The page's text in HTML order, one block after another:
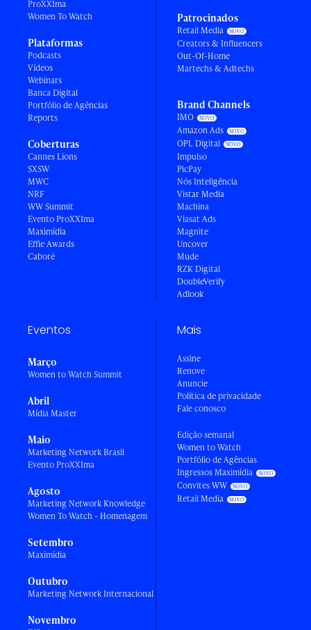
ProXXIma
Women To Watch
Plataformas
Podcasts
Vídeos
Webinars
Banca Digital
Portfólio de Agências
Reports
Coberturas
Cannes Lions
SXSW
MWC
NRF
WW Summit
Evento ProXXIma
Maximídia
Effie Awards
Caboré
Patrocinados
Retail Media
Creators & Influencers
Out-Of-Home
Martechs & Adtechs
Brand Channels
IMO
Amazon Ads
OPL Digital
Impulso
PicPay
Nós Inteligência
Vistar Media
Machina
Viasat Ads
Magnite
Uncover
Mude
RZK Digital
DoubleVerify
Adlook
Eventos
Março
Women to Watch Summit
Abril
Mídia Master
Maio
Marketing Network Brasil
Evento ProXXIma
Agosto
Marketing Network Knowledge
Women To Watch - Homenagem
Setembro
Maximídia
Outubro
Marketing Network Internacional
Novembro
Mais
Assine
Renove
Anuncie
Política de privacidade
Fale conosco
Edição semanal
Women to Watch
Portfólio de Agências
Ingressos Maximídia
Convites WW
Retail Media